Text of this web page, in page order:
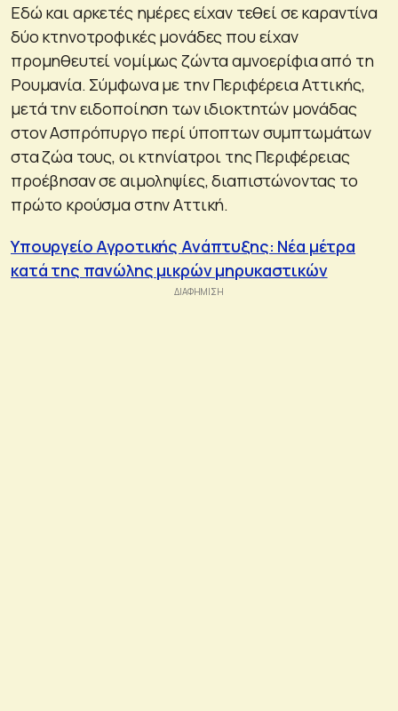
Εδώ και αρκετές ημέρες είχαν τεθεί σε καραντίνα
δύο κτηνοτροφικές μονάδες που είχαν
προμηθευτεί νομίμως ζώντα αμνοερίφια από τη
Ρουμανία. Σύμφωνα με την Περιφέρεια Αττικής,
μετά την ειδοποίηση των ιδιοκτητών μονάδας
στον Ασπρόπυργο περί ύποπτων συμπτωμάτων
στα ζώα τους, οι κτηνίατροι της Περιφέρειας
προέβησαν σε αιμοληψίες, διαπιστώνοντας το
πρώτο κρούσμα στην Αττική.
Υπουργείο Αγροτικής Ανάπτυξης: Νέα μέτρα
κατά της πανώλης μικρών μηρυκαστικών